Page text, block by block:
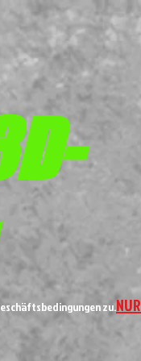
zu.NUR